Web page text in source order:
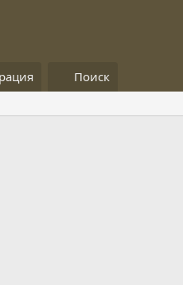
Поиск